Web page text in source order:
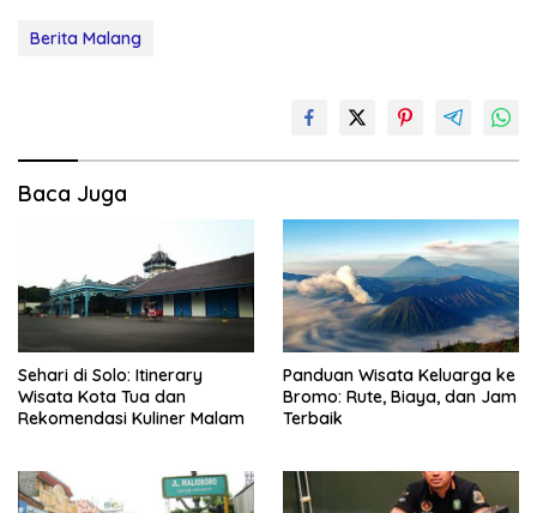
Berita Malang
Baca Juga
Sehari di Solo: Itinerary
Wisata Kota Tua dan
Rekomendasi Kuliner Malam
Panduan Wisata Keluarga ke
Bromo: Rute, Biaya, dan Jam
Terbaik